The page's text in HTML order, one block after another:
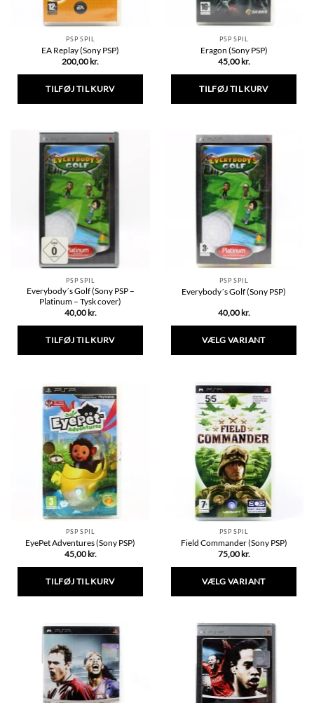
PSP SPIL
EA Replay (Sony PSP)
200,00 kr.
TILFØJ TIL KURV
PSP SPIL
Eragon (Sony PSP)
45,00 kr.
TILFØJ TIL KURV
PSP SPIL
Everybody´s Golf (Sony PSP –
Platinum – Tysk cover)
40,00 kr.
TILFØJ TIL KURV
PSP SPIL
Everybody´s Golf (Sony PSP)
40,00 kr.
VÆLG VARIANT
har
flere
varianter.
Mulighederne
kan
vælges
på
varesiden
PSP SPIL
EyePet Adventures (Sony PSP)
45,00 kr.
TILFØJ TIL KURV
PSP SPIL
Field Commander (Sony PSP)
75,00 kr.
VÆLG VARIANT
har
flere
varianter.
Mulighederne
kan
vælges